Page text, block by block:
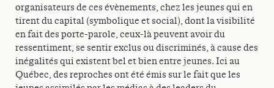
organisateurs de ces évènements, chez les jeunes qui en
tirent du capital (symbolique et social), dont la visibilité
en fait des porte-parole, ceux-là peuvent avoir du
ressentiment, se sentir exclus ou discriminés, à cause des
inégalités qui existent bel et bien entre jeunes. Ici au
Québec, des reproches ont été émis sur le fait que les